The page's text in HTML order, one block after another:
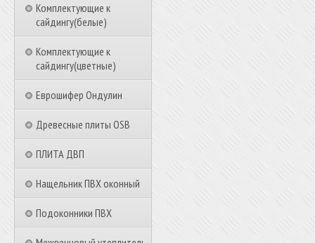
Комплектующие к
сайдингу(белые)
Комплектующие к
сайдингу(цветные)
Еврошифер Ондулин
Древесные плиты OSB
ПЛИТА ДВП
Нащельник ПВХ оконный
Подоконники ПВХ